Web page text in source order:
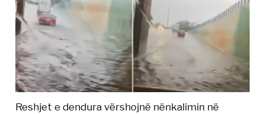
Reshjet e dendura vërshojnë nënkalimin në